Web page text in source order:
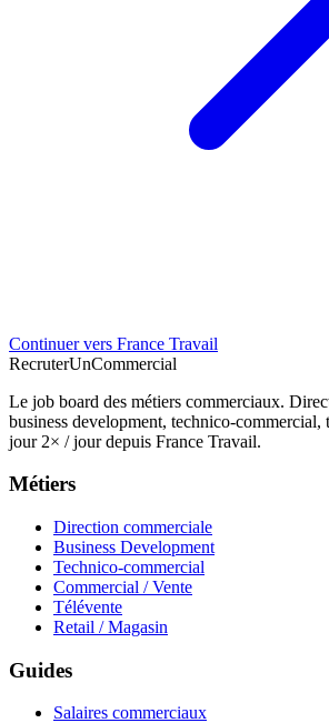
Continuer vers France Travail
RecruterUnCommercial
Le job board des métiers commerciaux.
business development, technico-commercial,
jour 2× / jour depuis France Travail.
Métiers
Direction commerciale
Business Development
Technico-commercial
Commercial / Vente
Télévente
Retail / Magasin
Guides
Salaires commerciaux